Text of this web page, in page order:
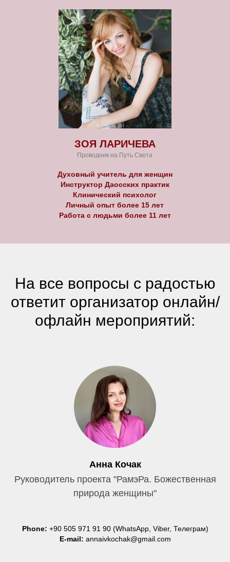
ЗОЯ ЛАРИЧЕВА
Проводник на Путь Света
Духовный учитель для женщин
Инструктор Даосских практик
Клинический психолог
Личный опыт более 15 лет
Работа с людьми более 11 лет
На все вопросы с радостью
ответит организатор онлайн/
офлайн мероприятий:
Анна Кочак
Руководитель проекта "РамэРа. Божественная
природа женщины"
Phone: +90 505 971 91 90(WhatsApp, Viber, Телеграм)
E-mail: annaivkochak@gmail.com